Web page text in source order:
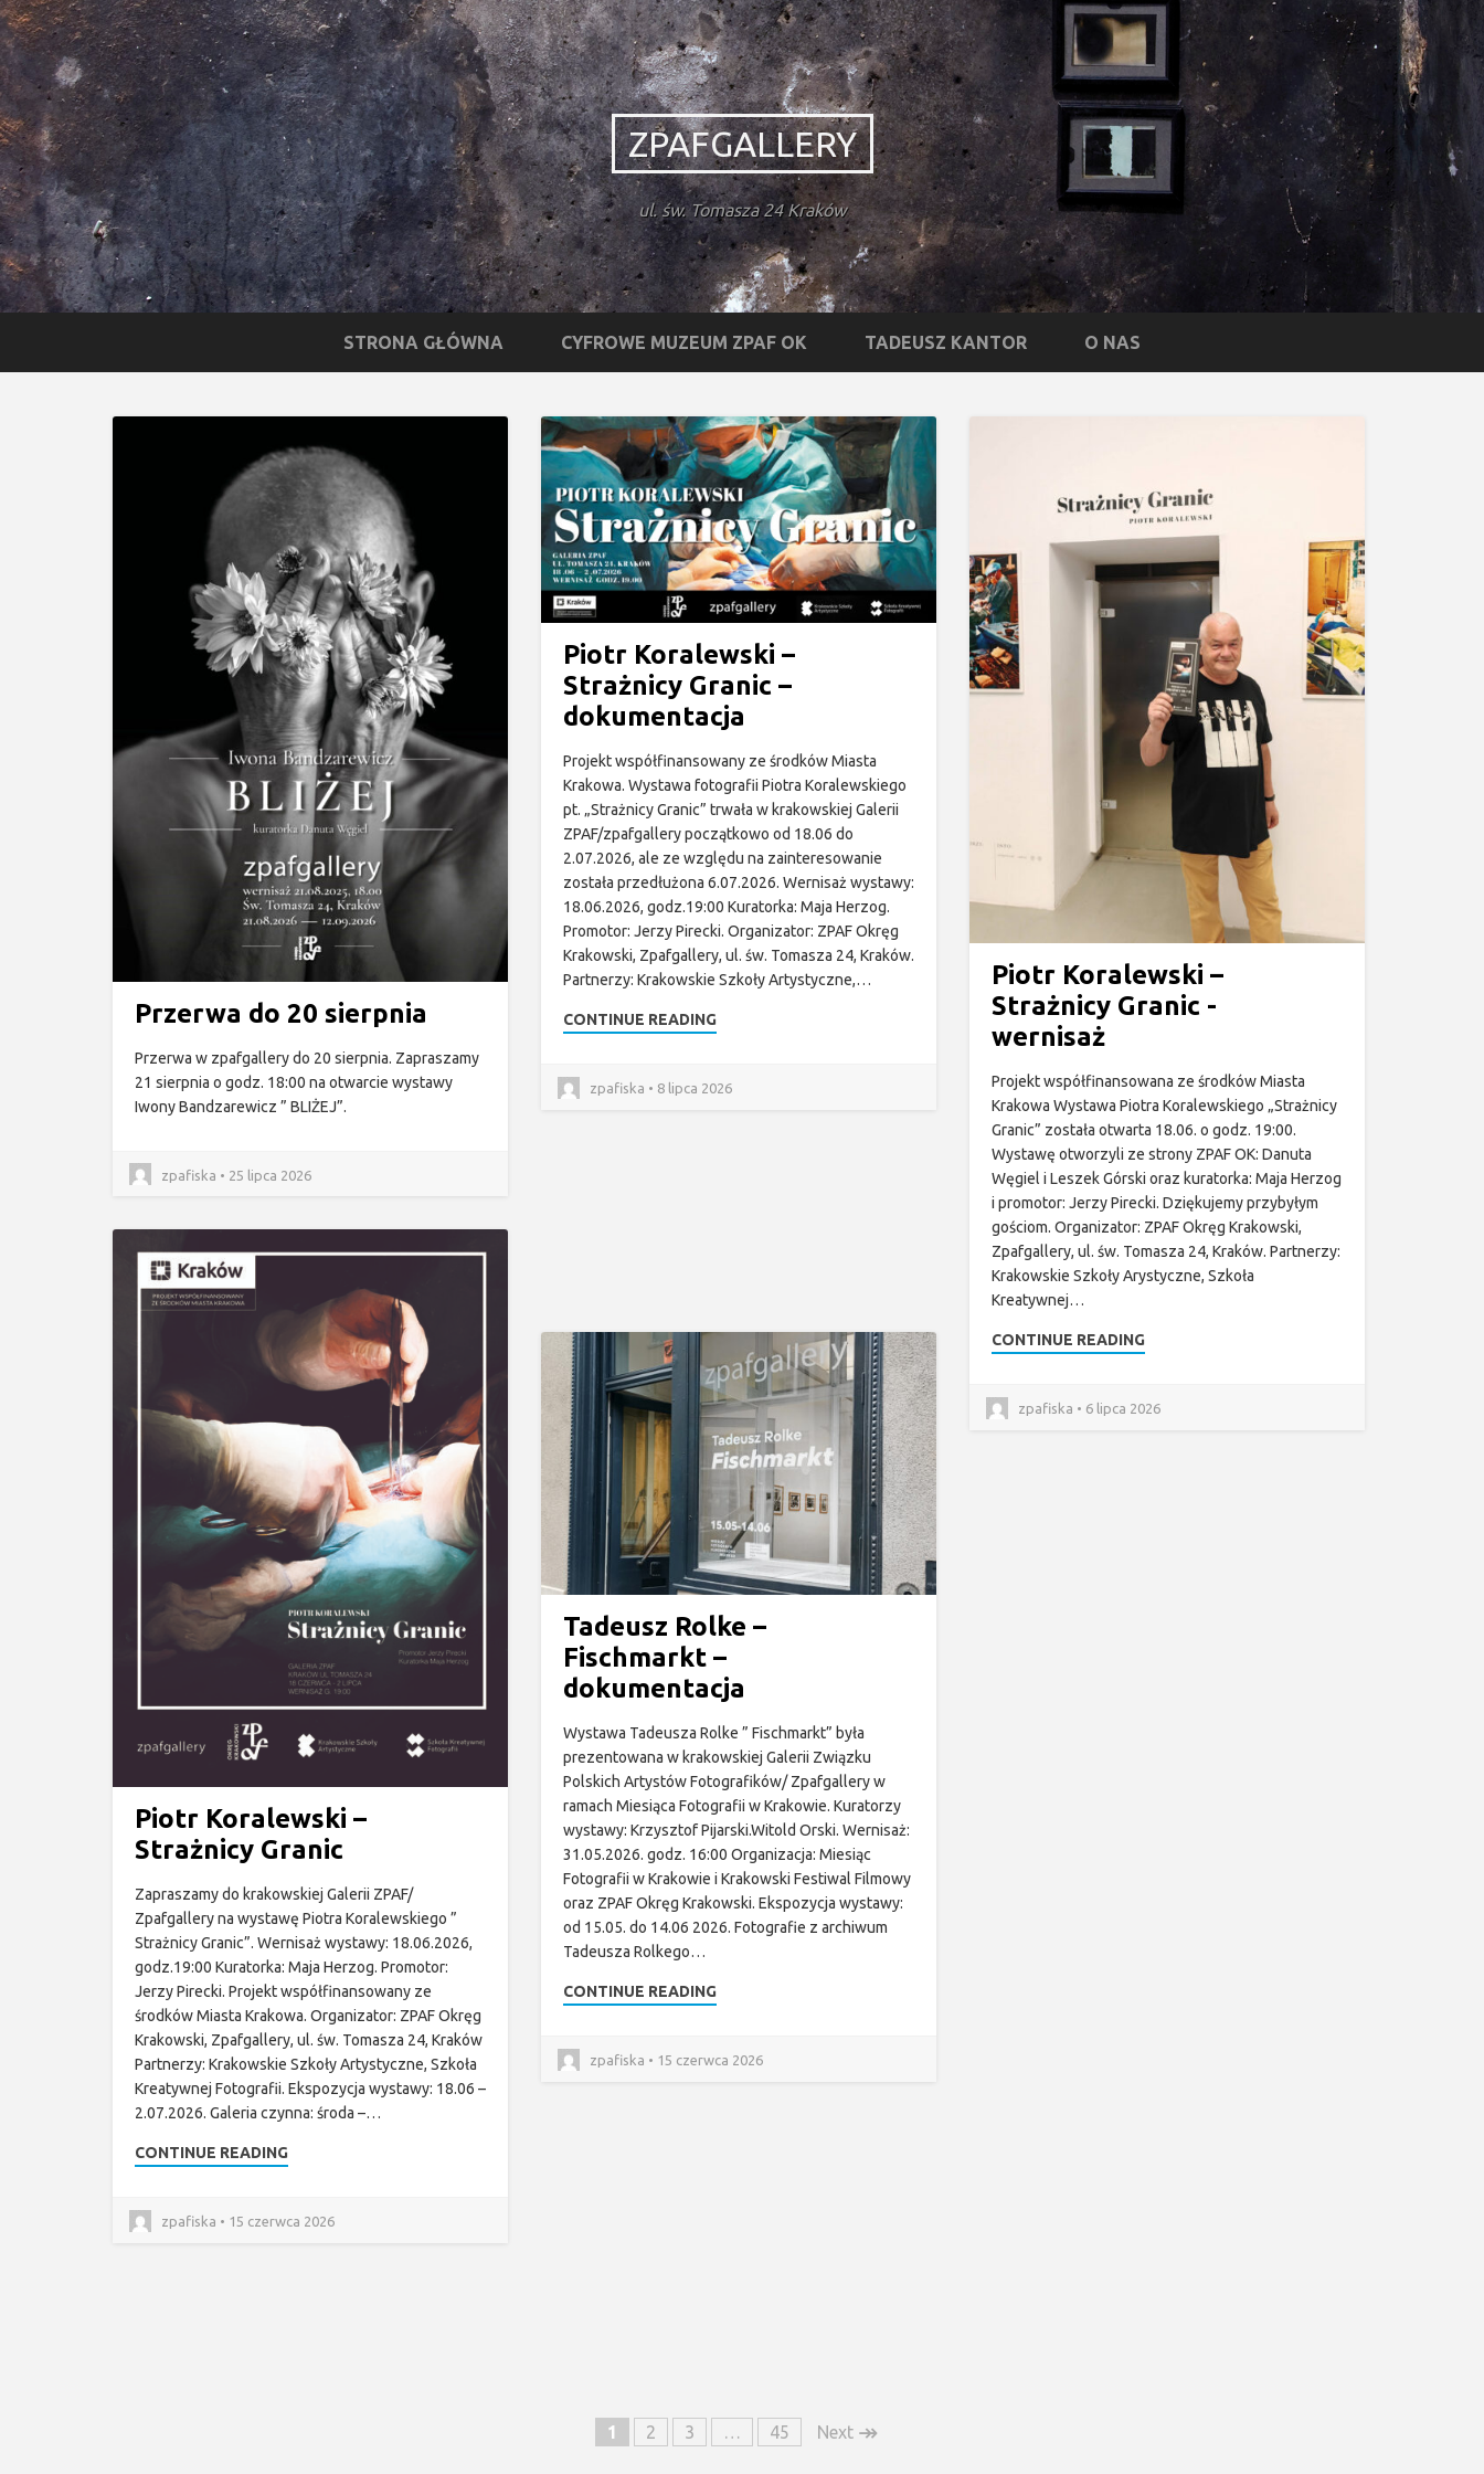
ZPAFGALLERY
ul. św. Tomasza 24 Kraków
STRONA GŁÓWNA CYFROWE MUZEUM ZPAF OK TADEUSZ KANTOR O NAS
Przerwa do 20 sierpnia
Przerwa w zpafgallery do 20 sierpnia. Zapraszamy
21 sierpnia o godz. 18:00 na otwarcie wystawy
Iwony Bandzarewicz ” BLIŻEJ”.
zpafiska • 25 lipca 2026
Piotr Koralewski –
Strażnicy Granic –
dokumentacja
Projekt współfinansowany ze środków Miasta
Krakowa. Wystawa fotografii Piotra Koralewskiego
pt. „Strażnicy Granic” trwała w krakowskiej Galerii
ZPAF/zpafgallery początkowo od 18.06 do
2.07.2026, ale ze względu na zainteresowanie
została przedłużona 6.07.2026. Wernisaż wystawy:
18.06.2026, godz.19:00 Kuratorka: Maja Herzog.
Promotor: Jerzy Pirecki. Organizator: ZPAF Okręg
Krakowski, Zpafgallery, ul. św. Tomasza 24, Kraków.
Partnerzy: Krakowskie Szkoły Artystyczne,…
CONTINUE READING
zpafiska • 8 lipca 2026
Piotr Koralewski –
Strażnicy Granic -
wernisaż
Projekt współfinansowana ze środków Miasta
Krakowa Wystawa Piotra Koralewskiego „Strażnicy
Granic” została otwarta 18.06. o godz. 19:00.
Wystawę otworzyli ze strony ZPAF OK: Danuta
Węgiel i Leszek Górski oraz kuratorka: Maja Herzog
i promotor: Jerzy Pirecki. Dziękujemy przybyłym
gościom. Organizator: ZPAF Okręg Krakowski,
Zpafgallery, ul. św. Tomasza 24, Kraków. Partnerzy:
Krakowskie Szkoły Arystyczne, Szkoła
Kreatywnej…
CONTINUE READING
zpafiska • 6 lipca 2026
Piotr Koralewski –
Strażnicy Granic
Zapraszamy do krakowskiej Galerii ZPAF/
Zpafgallery na wystawę Piotra Koralewskiego ”
Strażnicy Granic”. Wernisaż wystawy: 18.06.2026,
godz.19:00 Kuratorka: Maja Herzog. Promotor:
Jerzy Pirecki. Projekt współfinansowany ze
środków Miasta Krakowa. Organizator: ZPAF Okręg
Krakowski, Zpafgallery, ul. św. Tomasza 24, Kraków
Partnerzy: Krakowskie Szkoły Artystyczne, Szkoła
Kreatywnej Fotografii. Ekspozycja wystawy: 18.06 –
2.07.2026. Galeria czynna: środa –…
CONTINUE READING
zpafiska • 15 czerwca 2026
Tadeusz Rolke –
Fischmarkt –
dokumentacja
Wystawa Tadeusza Rolke ” Fischmarkt” była
prezentowana w krakowskiej Galerii Związku
Polskich Artystów Fotografików/ Zpafgallery w
ramach Miesiąca Fotografii w Krakowie. Kuratorzy
wystawy: Krzysztof Pijarski.Witold Orski. Wernisaż:
31.05.2026. godz. 16:00 Organizacja: Miesiąc
Fotografii w Krakowie i Krakowski Festiwal Filmowy
oraz ZPAF Okręg Krakowski. Ekspozycja wystawy:
od 15.05. do 14.06 2026. Fotografie z archiwum
Tadeusza Rolkego…
CONTINUE READING
zpafiska • 15 czerwca 2026
1 2 3 … 45 Next ↠